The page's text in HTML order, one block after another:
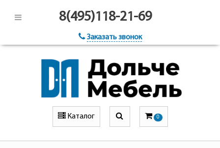
8(495)118-21-69
Заказать звонок
Каталог 0